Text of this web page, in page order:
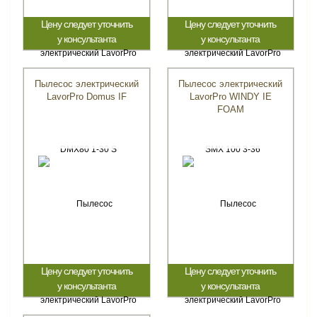
Цену следует уточнить
у консультанта
Цену следует уточнить
у консультанта
Пылесос электрический
LavorPro Domus IF
Цену следует уточнить
у консультанта
Пылесос электрический
LavorPro WINDY IE
FOAM
Цену следует уточнить
у консультанта